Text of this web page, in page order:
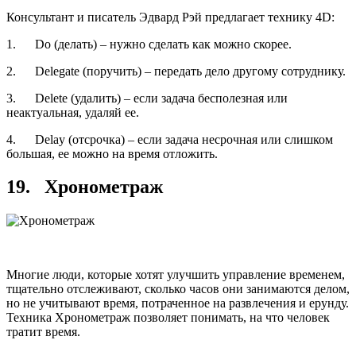
Консультант и писатель Эдвард Рэй предлагает технику 4D:
1. Do (делать) – нужно сделать как можно скорее.
2. Delegate (поручить) – передать дело другому сотруднику.
3. Delete (удалить) – если задача бесполезная или
неактуальная, удаляй ее.
4. Delay (отсрочка) – если задача несрочная или слишком
большая, ее можно на время отложить.
19. Хронометраж
Многие люди, которые хотят улучшить управление временем,
тщательно отслеживают, сколько часов они занимаются делом,
но не учитывают время, потраченное на развлечения и ерунду.
Техника Хронометраж позволяет понимать, на что человек
тратит время.